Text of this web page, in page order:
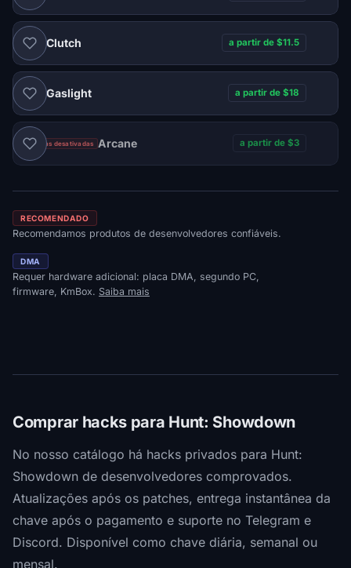
DMA Clutch a partir de $11.5
DMA Gaslight a partir de $18
Vendas desativadas Arcane a partir de $3
RECOMENDADO
Recomendamos produtos de desenvolvedores confiáveis.
DMA
Requer hardware adicional: placa DMA, segundo PC,
firmware, KmBox. Saiba mais
Comprar hacks para Hunt: Showdown
No nosso catálogo há hacks privados para Hunt:
Showdown de desenvolvedores comprovados.
Atualizações após os patches, entrega instantânea da
chave após o pagamento e suporte no Telegram e
Discord. Disponível como chave diária, semanal ou
mensal.